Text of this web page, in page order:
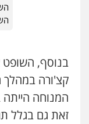
בנוסף, השופט
קצ'ורה במהלך
המנוחה
זאת גם בגלל